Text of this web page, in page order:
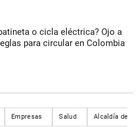
o cicla eléctrica? Ojo a
para circular en Colombia
Empresas Salud Alcaldía de